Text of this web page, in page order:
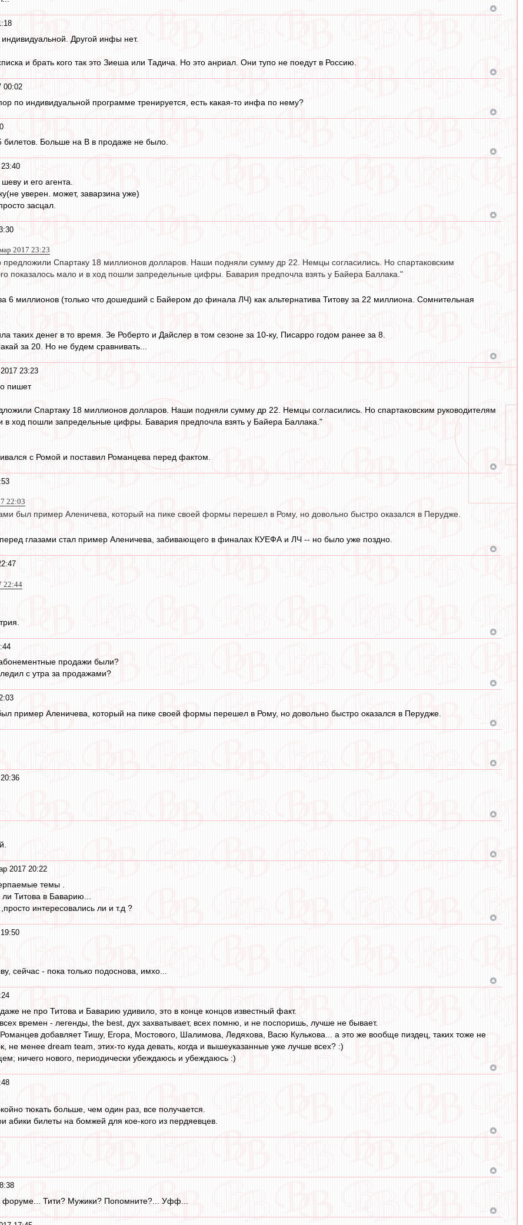
индивидуальной. Другой инфы нет.
списка и брать кого так это Зиеша или Тадича. Но это анриал. Они тупо не поедут в Россию.
00:02
по индивидуальной программе тренируется, есть какая-то инфа по нему?
Больше на В в продаже не было.
и его агента.
уверен. может, заварзина уже)
засцал.
2017 23:23
Спартаку 18 миллионов долларов. Наши подняли сумму др 22. Немцы согласились. Но спартаковским
показалось мало и в ход пошли запредельные цифры. Бавария предпочла взять у Байера Баллака."
6 миллионов (только что дошедший с Байером до финала ЛЧ) как альтернатива Титову за 22 миллиона. Сомнительная
таких денег в то время. Зе Роберто и Дайслер в том сезоне за 10-ку, Писарро годом ранее за 8.
за 20. Но не будем сравнивать...
23:23
пишет
Спартаку 18 миллионов долларов. Наши подняли сумму др 22. Немцы согласились. Но спартаковским руководителям
в ход пошли запредельные цифры. Бавария предпочла взять у Байера Баллака."
с Ромой и поставил Романцева перед фактом.
22:03
был пример Аленичева, который на пике своей формы перешел в Рому, но довольно быстро оказался в Перудже.
глазами стал пример Аленичева, забивающего в финалах КУЕФА и ЛЧ -- но было уже поздно.
22:44
продажи были?
с утра за продажами?
пример Аленичева, который на пике своей формы перешел в Рому, но довольно быстро оказался в Перудже.
2017 20:22
темы .
Титова в Баварию...
интересовались ли и т.д ?
сейчас - пока только подоснова, имхо...
не про Титова и Баварию удивило, это в конце концов известный факт.
времен - легенды, the best, дух захватывает, всех помню, и не поспоришь, лучше не бывает.
добавляет Тишу, Егора, Мостового, Шалимова, Ледяхова, Васю Кулькова... а это же вообще пиздец, таких тоже не
не менее dream team, этих-то куда девать, когда и вышеуказанные уже лучше всех? :)
ничего нового, периодически убеждаюсь и убеждаюсь :)
тюкать больше, чем один раз, все получается.
абики билеты на бомжей для кое-кого из пердяевцев.
форуме... Тити? Мужики? Попомните?... Уфф...